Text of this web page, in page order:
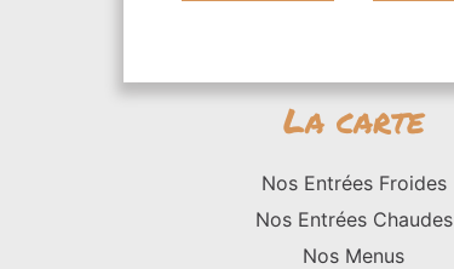
La carte
Nos Entrées Froides
Nos Entrées Chaudes
Nos Menus